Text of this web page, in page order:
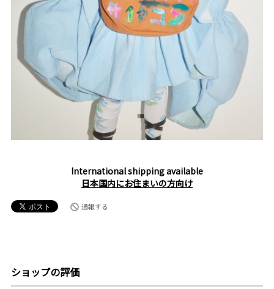
International shipping available
日本国内にお住まいの方向け
通報する
ショップの評価